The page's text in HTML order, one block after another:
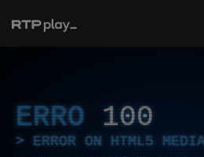
ERRO 100
ERROR ON HTML5